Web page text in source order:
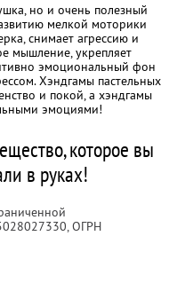
но и очень полезный
мелкой моторики
снимает агрессию и
мышление, укрепляет
эмоциональный фон
Хэндгамы пастельных
и покой, а хэндгамы
эмоциями!
которое вы
в руках!
, ОГРН